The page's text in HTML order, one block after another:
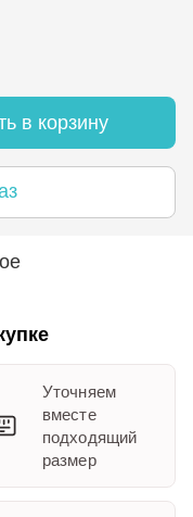
в корзину
Уточняем
вместе
подходящий
размер